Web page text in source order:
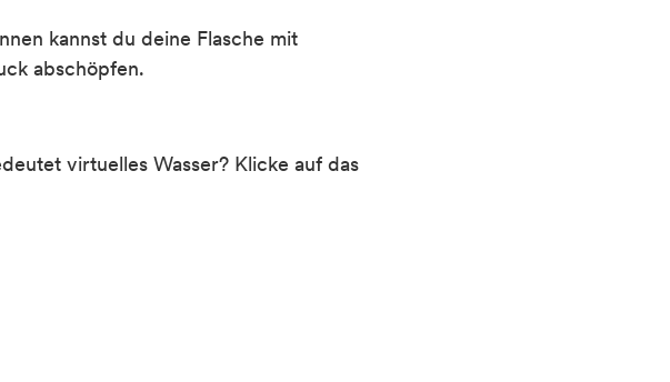
kannst du deine Flasche mit
abschöpfen.
virtuelles Wasser? Klicke auf das